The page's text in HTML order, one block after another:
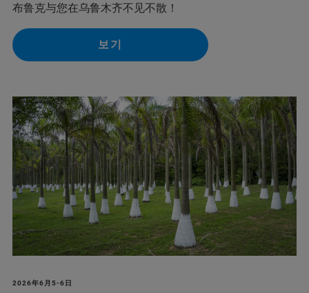
布鲁克与您在乌鲁木齐不见不散！
보기
2026年6月5-6日